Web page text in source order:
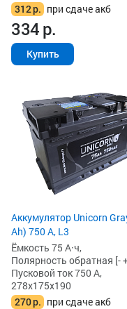
312р. при сдаче акб
334р.
Купить
Аккумулятор Unicorn
Ah) 750 А, L3
Ёмкость 75 А·ч,
Полярность обратная [-
Пусковой ток 750 А,
278x175x190
270р. при сдаче акб